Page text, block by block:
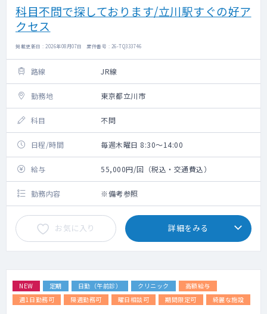
科目不問で探しております/立川駅すぐの好ア
クセス
掲載更新日 : 2026年08月07日 案件番号 : 26-TQ333746
路線 JR線
勤務地 東京都立川市
科目 不問
日程/時間 毎週木曜日 8:30～14:00
給与 55,000円/回（税込・交通費込）
勤務内容 ※備考参照
お気に入り 詳細をみる
NEW 定期 日勤（午前診） クリニック
高額給与
週1日勤務可
隔週勤務可 曜日相談可 期間限定可 綺麗な施設